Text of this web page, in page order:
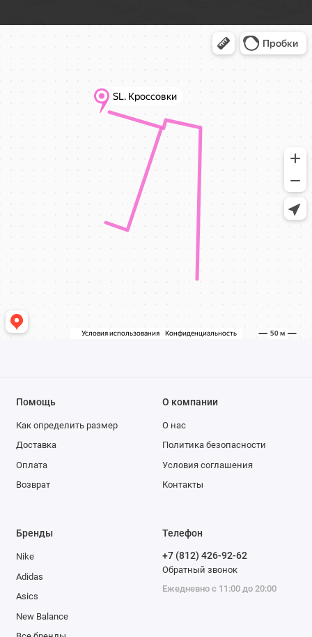
Помощь
Как определить размер
Доставка
Оплата
Возврат
О компании
О нас
Политика безопасности
Условия соглашения
Контакты
Бренды
Nike
Adidas
Asics
New Balance
Телефон
+7 (812) 426-92-62
Обратный звонок
Ежедневно с 11:00 до 20:00